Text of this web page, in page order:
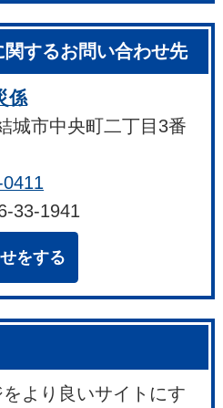
するお問い合わせ先
係
城市中央町二丁目3番
33-1941
をする
より良いサイトにす